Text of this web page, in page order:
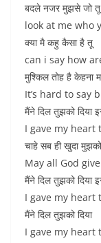
बदले नजर मुझसे जो तू
look at me who
क्या मै कहु कैसा है तू
can i say how
मुश्किल तोह है केहना
It’s hard to say
मैंने दिल तुझको दिया
I gave my
चाहे सब ही खुदा मुझको
May all God
मैंने दिल तुझको दिया
I gave my
मैंने दिल तुझको दिया
I gave my heart